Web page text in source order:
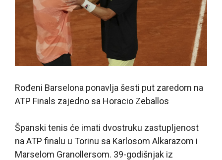
Rođeni Barselona ponavlja šesti put zaredom na
ATP Finals zajedno sa Horacio Zeballos
Španski tenis će imati dvostruku zastupljenost
na ATP finalu u Torinu sa Karlosom Alkarazom i
Marselom Granollersom. 39-godišnjak iz